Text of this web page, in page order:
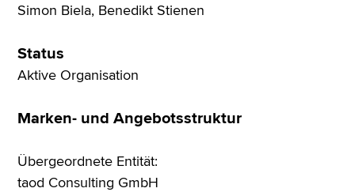
Simon Biela, Benedikt Stienen
Status
Aktive Organisation
Marken- und Angebotsstruktur
Übergeordnete Entität:
taod Consulting GmbH